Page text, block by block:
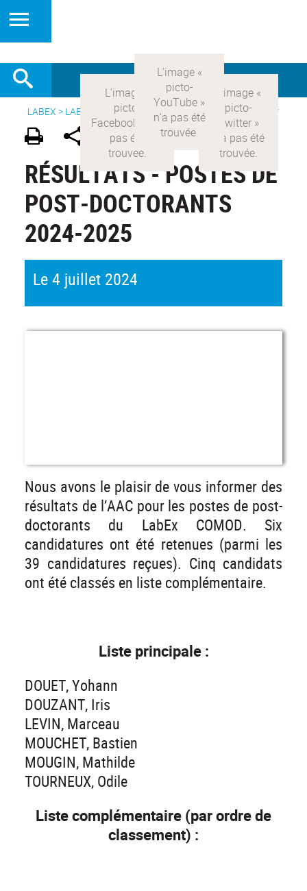
LABEX > LABEX COMOD> Version française Offres d'emploi
RÉSULTATS - POSTES DE
POST-DOCTORANTS
2024-2025
Le 4 juillet 2024
Nous avons le plaisir de vous informer des
résultats de l’AAC pour les postes de post-
doctorants du LabEx COMOD. Six
candidatures ont été retenues (parmi les
39 candidatures reçues). Cinq candidats
ont été classés en liste complémentaire.
Liste principale :
DOUET, Yohann
DOUZANT, Iris
LEVIN, Marceau
MOUCHET, Bastien
MOUGIN, Mathilde
TOURNEUX, Odile
Liste complémentaire (par ordre de
classement) :